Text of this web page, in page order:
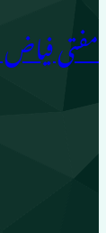
مفتی